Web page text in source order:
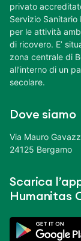
privato
Servizio Sanitario
per le attività
di ricovero. E’
zona centrale di
all’interno di un
secolare.
Dove siamo
Via Mauro
24125 Bergamo
Scarica
Humanitas